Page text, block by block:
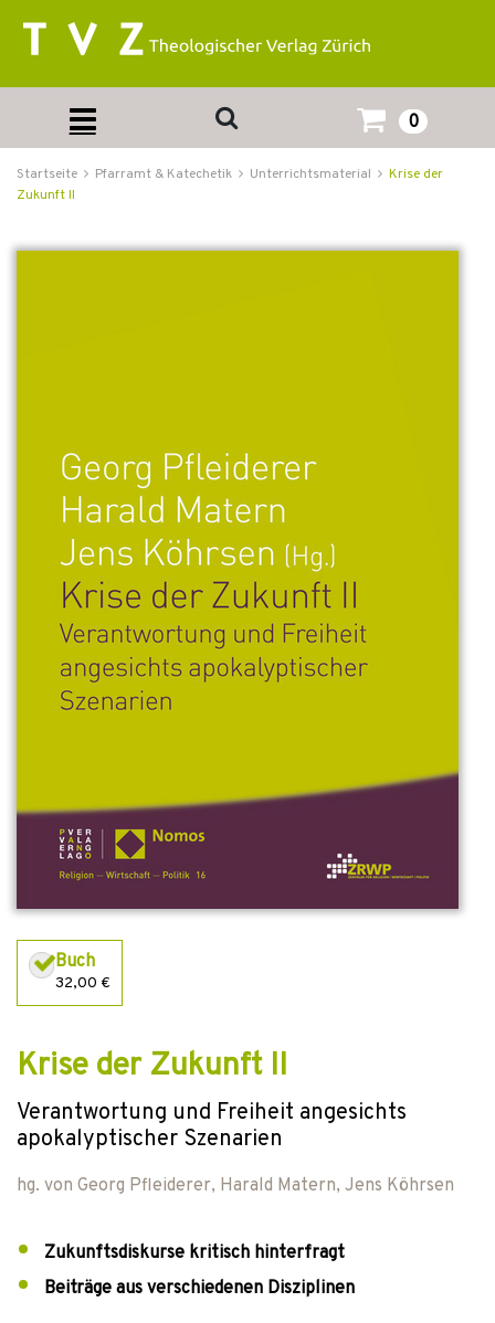
0
Startseite Pfarramt & Katechetik Unterrichtsmaterial
Krise der
Zukunft II
Buch
32,00 €
Krise der Zukunft II
Verantwortung und Freiheit angesichts
apokalyptischer Szenarien
hg. von Georg Pfleiderer, Harald Matern, Jens Köhrsen
Zukunftsdiskurse kritisch hinterfragt
Beiträge aus verschiedenen Disziplinen